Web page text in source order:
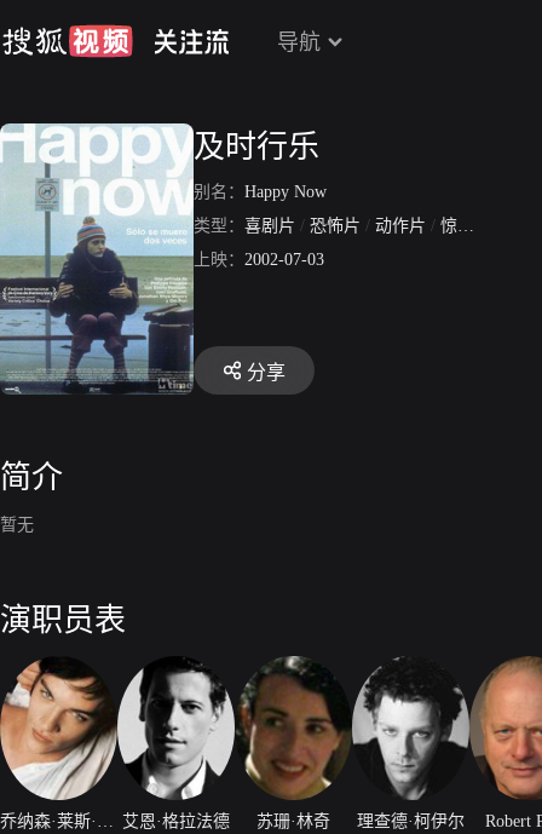
导航
及时行乐
别名： Happy Now
类型： 喜剧片 / 恐怖片 / 动作片 / 惊悚片
上映： 2002-07-03
分享
简介
暂无
演职员表
艾恩·格拉法德 苏珊·林奇 理查德·柯伊尔 Robert